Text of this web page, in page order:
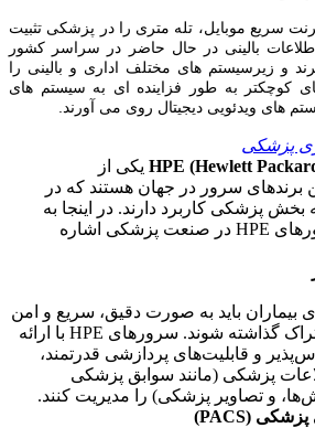
سریع موبایل، تله متری را در پزشکی تثبیت
بالینی در حال حاضر در سراسر کشور
و زیرسیستم های مختلف اداری و بالینی را
کوچکتر به طور فزاینده ای به سیستم های
های ویدئویی دیجیتال روی می آورند.
پزشکی
یکی از
برندهای سرور در جهان هستند که در
بخش پزشکی کاربرد دارند. در اینجا به
برخی از کاربردهای سرورهای HPE در صنعت پزشکی اشاره
بیماران باید به صورت دقیق، سریع و امن
ذخیره، پردازش و به اشتراک گذاشته شوند. سرورهای HPE با ارائه
و قابلیت‌های پردازشی قدرتمند،
پزشکی (مانند سوابق پزشکی